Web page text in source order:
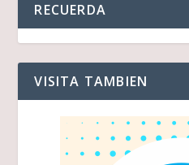
RECUERDA
VISITA TAMBIEN